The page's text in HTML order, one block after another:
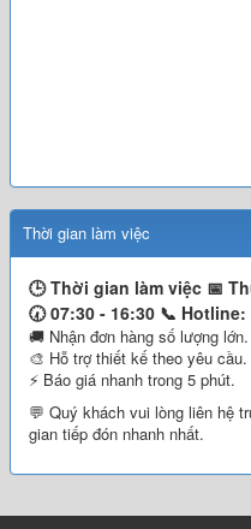
Thời gian làm việc
🕒 Thời gian làm việc 📅
🕢 07:30 - 16:30 📞 Hotline:
🚚 Nhận đơn hàng số lượng lớn.
🎨 Hỗ trợ thiết kế theo yêu cầu.
⚡ Báo giá nhanh trong 5 phút.
💬 Quý khách vui lòng liên hệ
gian tiếp đón nhanh nhất.